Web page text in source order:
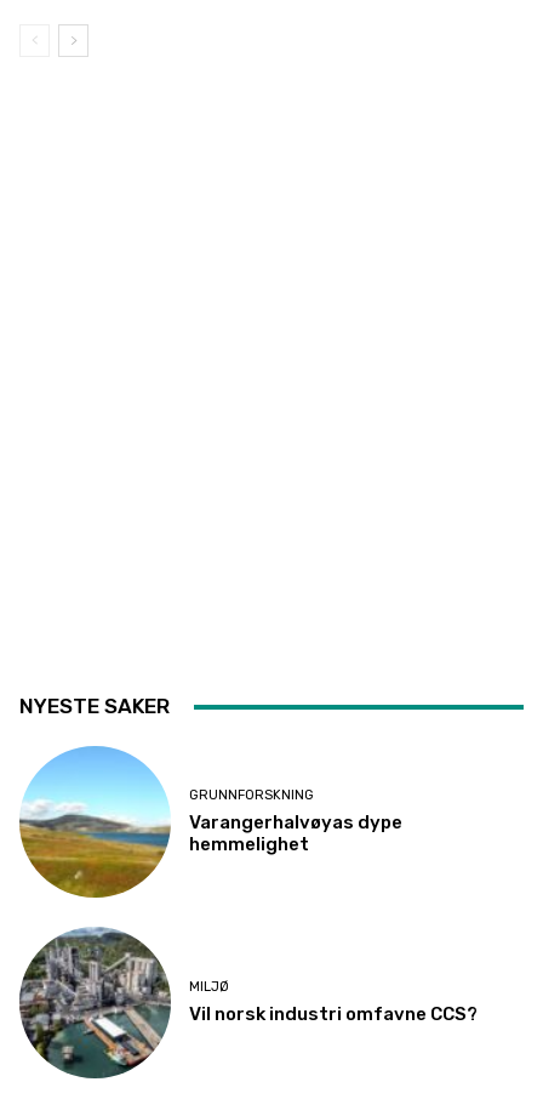
NYESTE SAKER
GRUNNFORSKNING
Varangerhalvøyas dype
hemmelighet
MILJØ
Vil norsk industri omfavne CCS?